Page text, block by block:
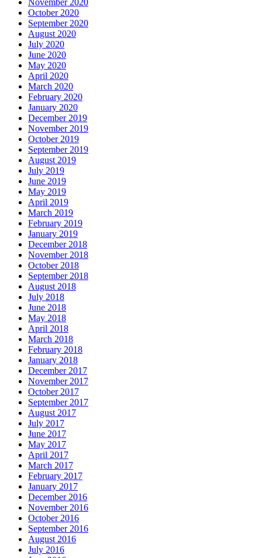
November 2020
October 2020
September 2020
August 2020
July 2020
June 2020
May 2020
April 2020
March 2020
February 2020
January 2020
December 2019
November 2019
October 2019
September 2019
August 2019
July 2019
June 2019
May 2019
April 2019
March 2019
February 2019
January 2019
December 2018
November 2018
October 2018
September 2018
August 2018
July 2018
June 2018
May 2018
April 2018
March 2018
February 2018
January 2018
December 2017
November 2017
October 2017
September 2017
August 2017
July 2017
June 2017
May 2017
April 2017
March 2017
February 2017
January 2017
December 2016
November 2016
October 2016
September 2016
August 2016
July 2016